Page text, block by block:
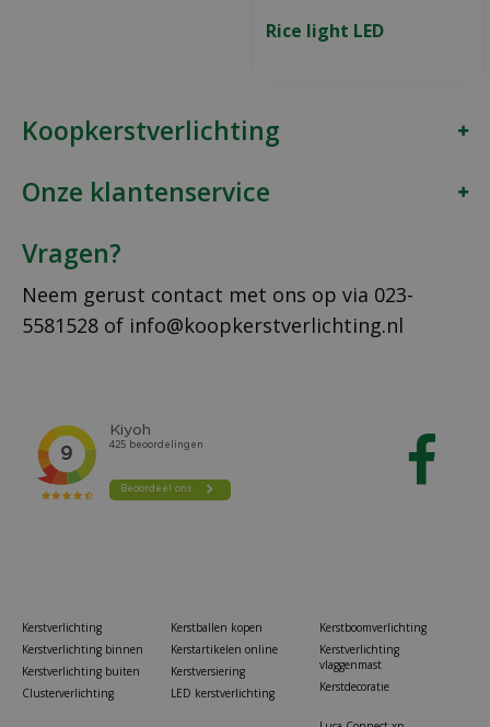
Rice light LED
Koopkerstverlichting
Onze klantenservice
Vragen?
Neem gerust contact met ons op via 023-
5581528 of info@koopkerstverlichting.nl
Kerstverlichting
Kerstverlichting binnen
Kerstverlichting buiten
Clusterverlichting
Kerstballen kopen
Kerstartikelen online
Kerstversiering
LED kerstverlichting
Kerstboomverlichting
Kerstverlichting
vlaggenmast
Kerstdecoratie